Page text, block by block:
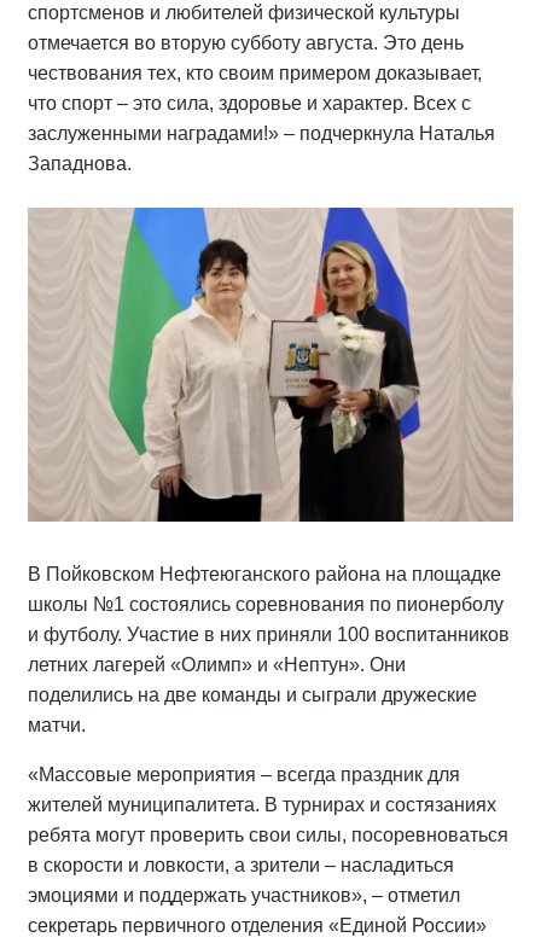
спортсменов и любителей физической культуры
отмечается во вторую субботу августа. Это день
чествования тех, кто своим примером доказывает,
что спорт – это сила, здоровье и характер. Всех с
заслуженными наградами!» – подчеркнула Наталья
Западнова.
В Пойковском Нефтеюганского района на площадке
школы №1 состоялись соревнования по пионерболу
и футболу. Участие в них приняли 100 воспитанников
летних лагерей «Олимп» и «Нептун». Они
поделились на две команды и сыграли дружеские
матчи.
«Массовые мероприятия – всегда праздник для
жителей муниципалитета. В турнирах и состязаниях
ребята могут проверить свои силы, посоревноваться
в скорости и ловкости, а зрители – насладиться
эмоциями и поддержать участников», – отметил
секретарь первичного отделения «Единой России»